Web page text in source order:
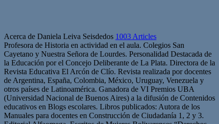
Acerca de Daniela Leiva Seisdedos 1003 Articles
Profesora de Historia en actividad en el aula. Colegios San
Cayetano y Nuestra Señora de Lourdes. Personalidad Destacada de
la Educación por el Concejo Deliberante de La Plata. Directora de la
Revista Educativa El Arcón de Clío. Revista realizada por docentes
de Argentina, España, Colombia, México, Uruguay, Venezuela y
otros países de Latinoamérica. Ganadora de VI Premios UBA
(Universidad Nacional de Buenos Aires) a la difusión de Contenidos
educativos en Blogs escolares. Libros publicados: Autora de los
Manuales para docentes en Construcción de Ciudadanía 1, 2 y 3.